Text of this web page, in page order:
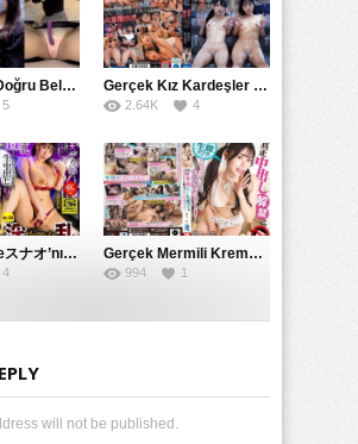
Belgeler ve Doğru Belgelendirmede DOCS’in Önemi
5
Gerçek Kız Kardeşler hipnoz ve zihin kontrolü altında liebe阴茎 için yalvaran kızlar: Mısakı Nemıne Mına Hınano
2.64K 4
CEAD İleNineスナオ’nın Çılgın ve Seksüel Dünyası: Büyük Kalçalar ve Çılgın İlişkiler
4
Gerçek Mermili Kremalı Pasta Büyük Dağıtımı, Ben Herkesin Özel Placesine Hizmet Eden En Üst Düzey Erotik Ürünler Günün Fırsatı
994 1
will not be published.